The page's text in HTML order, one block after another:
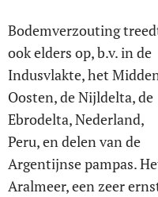
Bodemverzouting
ook elders op, b.v. in de
Indusvlakte, het
Oosten, de Nijldelta, de
Ebrodelta, Nederland,
Peru, en delen van de
Argentijnse pampas.
Aralmeer, een zeer